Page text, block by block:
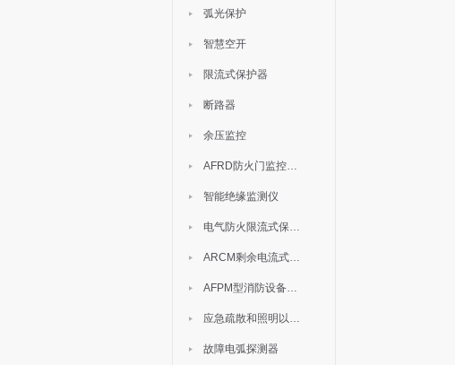
弧光保护
智慧空开
限流式保护器
断路器
余压监控
AFRD防火门监控模块
智能绝缘监测仪
电气防火限流式保护器
ARCM剩余电流式电气火灾监控装置
AFPM型消防设备电源监控系统
应急疏散和照明以及灯具
故障电弧探测器